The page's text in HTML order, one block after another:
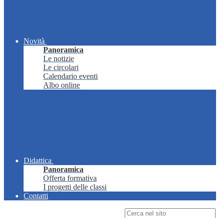
Novità
Panoramica
Le notizie
Le circolari
Calendario eventi
Albo online
Didattica
Panoramica
Offerta formativa
I progetti delle classi
Contatti